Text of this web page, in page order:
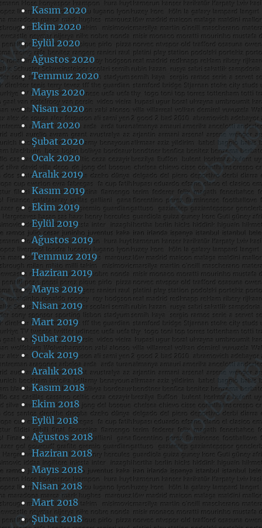
Kasım 2020
Ekim 2020
Eylül 2020
Ağustos 2020
Temmuz 2020
Mayıs 2020
Nisan 2020
Mart 2020
Şubat 2020
Ocak 2020
Aralık 2019
Kasım 2019
Ekim 2019
Eylül 2019
Ağustos 2019
Temmuz 2019
Haziran 2019
Mayıs 2019
Nisan 2019
Mart 2019
Şubat 2019
Ocak 2019
Aralık 2018
Kasım 2018
Ekim 2018
Eylül 2018
Ağustos 2018
Haziran 2018
Mayıs 2018
Nisan 2018
Mart 2018
Şubat 2018